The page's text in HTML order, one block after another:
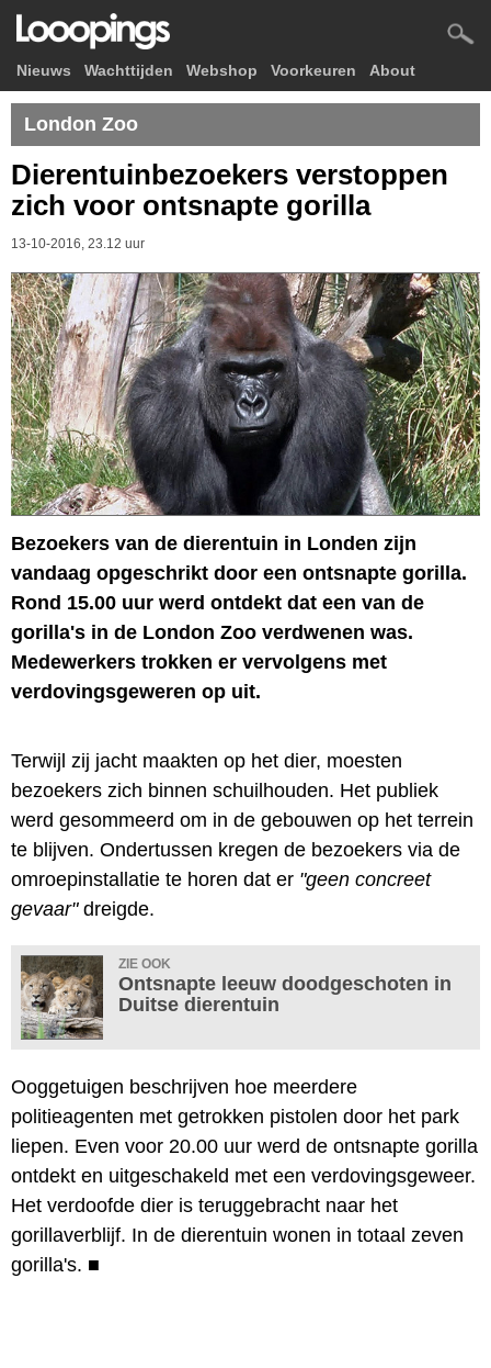
Nieuws Wachttijden Webshop Voorkeuren About
London Zoo
Dierentuinbezoekers verstoppen
zich voor ontsnapte gorilla
13-10-2016, 23.12 uur
Bezoekers van de dierentuin in Londen zijn
vandaag opgeschrikt door een ontsnapte gorilla.
Rond 15.00 uur werd ontdekt dat een van de
gorilla's in de London Zoo verdwenen was.
Medewerkers trokken er vervolgens met
verdovingsgeweren op uit.
Terwijl zij jacht maakten op het dier, moesten
bezoekers zich binnen schuilhouden. Het publiek
werd gesommeerd om in de gebouwen op het terrein
te blijven. Ondertussen kregen de bezoekers via de
omroepinstallatie te horen dat er "geen concreet
gevaar"dreigde.
ZIE OOK
Ontsnapte leeuw doodgeschoten in
Duitse dierentuin
Ooggetuigen beschrijven hoe meerdere
politieagenten met getrokken pistolen door het park
liepen. Even voor 20.00 uur werd de ontsnapte gorilla
ontdekt en uitgeschakeld met een verdovingsgeweer.
Het verdoofde dier is teruggebracht naar het
gorillaverblijf. In de dierentuin wonen in totaal zeven
gorilla's. ■